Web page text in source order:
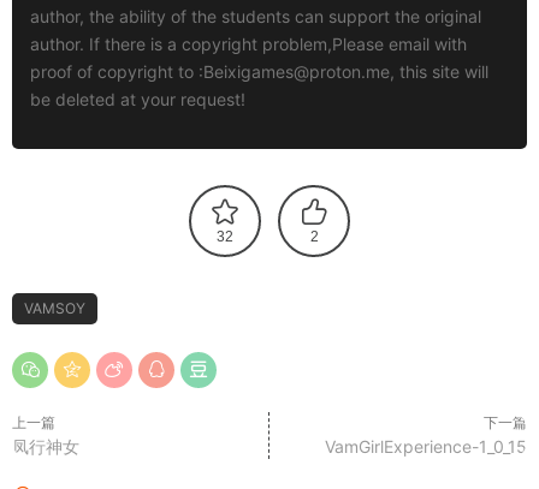
author, the ability of the students can support the original
author. If there is a copyright problem,Please email with
proof of copyright to :Beixigames@proton.me, this site will
be deleted at your request!
32 2
VAMSOY
上一篇
凤行神女
下一篇
VamGirlExperience-1_0_15